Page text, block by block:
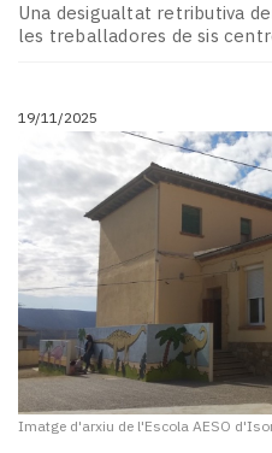
Una desigualtat retributiva
les treballadores de sis
19/11/2025
Imatge d'arxiu de l'Escola AESO